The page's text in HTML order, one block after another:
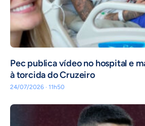
Pec publica vídeo no hospital e
à torcida do Cruzeiro
24/07/2026 · 11h50